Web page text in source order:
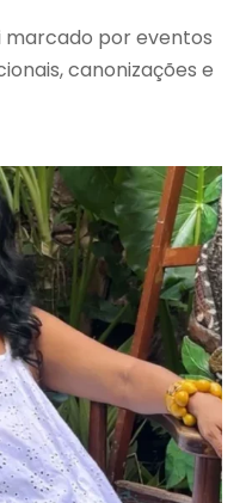
por eventos
canonizações e